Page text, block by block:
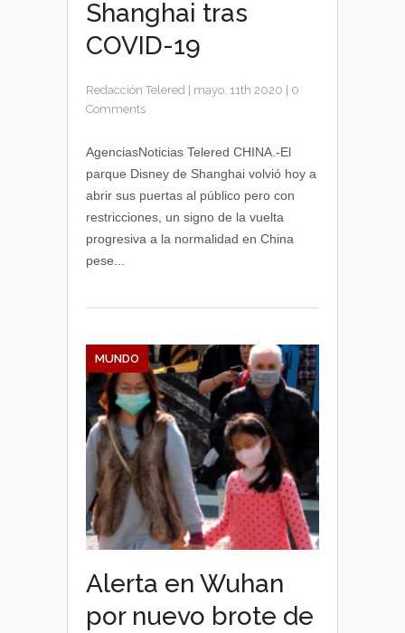
Shanghai tras
COVID-19
Redacción Telered mayo, 11th 2020
0
Comments
AgenciasNoticias Telered CHINA.-El
parque Disney de Shanghai volvió hoy a
abrir sus puertas al público pero con
restricciones, un signo de la vuelta
progresiva a la normalidad en China
pese...
MUNDO
Alerta en Wuhan
por nuevo brote de